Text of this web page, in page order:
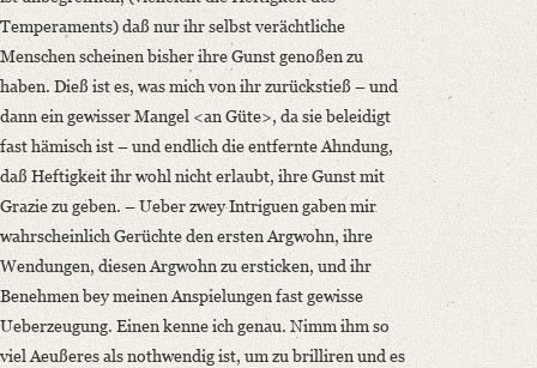
Temperaments) daß nur ihr selbst verächtliche
Menschen scheinen bisher ihre Gunst genoßen zu
haben. Dieß ist es, was mich von ihr zurückstieß – und
dann ein gewisser Mangel <an Güte>, da sie beleidigt
fast hämisch ist – und endlich die entfernte Ahndung,
daß Heftigkeit ihr wohl nicht erlaubt, ihre Gunst mit
Grazie zu geben. – Ueber zwey Intriguen gaben mir
wahrscheinlich Gerüchte den ersten Argwohn, ihre
Wendungen, diesen Argwohn zu ersticken, und ihr
Benehmen bey meinen Anspielungen fast gewisse
Ueberzeugung. Einen kenne ich genau. Nimm ihm so
viel Aeußeres als nothwendig ist, um zu brilliren und es